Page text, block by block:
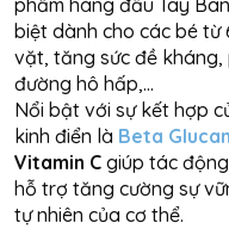
phẩm hàng đầu Tây
biệt dành cho các bé
vặt, tăng sức đề
đường hô hấp,...
Nổi bật với sự kết hợp
kinh điển là Beta Glucan
Vitamin C giúp tác
hỗ trợ tăng cường sự
tự nhiên của cơ thể.